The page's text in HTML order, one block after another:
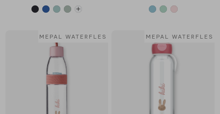
MEPAL WATERFLES MEPAL WATERFLES